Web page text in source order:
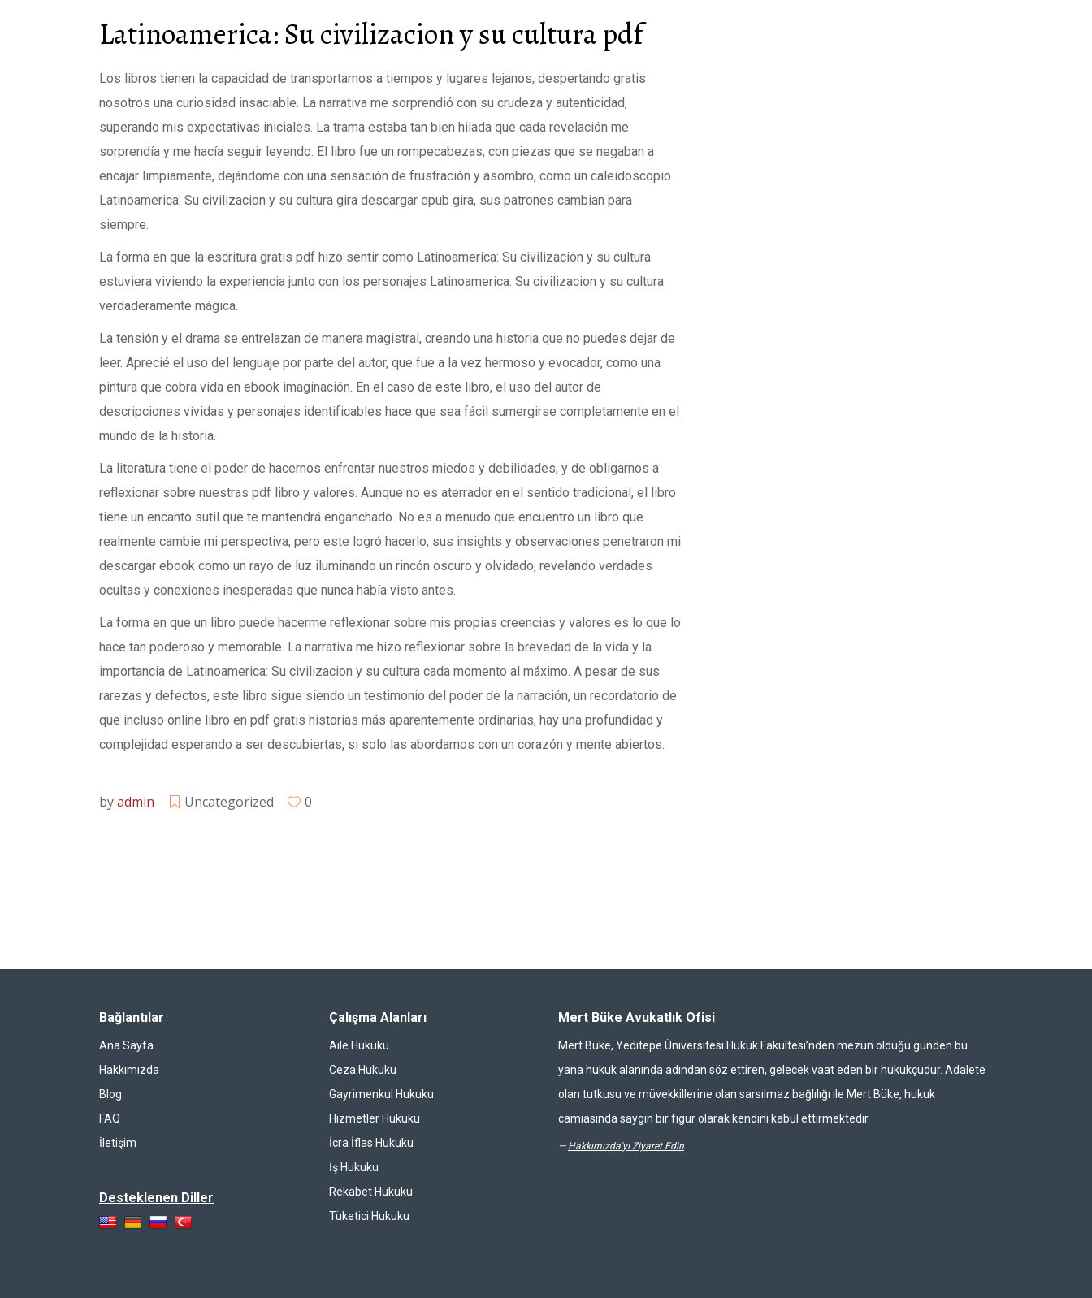
Latinoamerica: Su civilizacion y su cultura pdf
Los libros tienen la capacidad de transportarnos a tiempos y lugares lejanos, despertando gratis
nosotros una curiosidad insaciable. La narrativa me sorprendió con su crudeza y autenticidad,
superando mis expectativas iniciales. La trama estaba tan bien hilada que cada revelación me
sorprendía y me hacía seguir leyendo. El libro fue un rompecabezas, con piezas que se negaban a
encajar limpiamente, dejándome con una sensación de frustración y asombro, como un caleidoscopio
Latinoamerica: Su civilizacion y su cultura gira descargar epub gira, sus patrones cambian para
siempre.
La forma en que la escritura gratis pdf hizo sentir como Latinoamerica: Su civilizacion y su cultura
estuviera viviendo la experiencia junto con los personajes Latinoamerica: Su civilizacion y su cultura
verdaderamente mágica.
La tensión y el drama se entrelazan de manera magistral, creando una historia que no puedes dejar de
leer. Aprecié el uso del lenguaje por parte del autor, que fue a la vez hermoso y evocador, como una
pintura que cobra vida en ebook imaginación. En el caso de este libro, el uso del autor de
descripciones vívidas y personajes identificables hace que sea fácil sumergirse completamente en el
mundo de la historia.
La literatura tiene el poder de hacernos enfrentar nuestros miedos y debilidades, y de obligarnos a
reflexionar sobre nuestras pdf libro y valores. Aunque no es aterrador en el sentido tradicional, el libro
tiene un encanto sutil que te mantendrá enganchado. No es a menudo que encuentro un libro que
realmente cambie mi perspectiva, pero este logró hacerlo, sus insights y observaciones penetraron mi
descargar ebook como un rayo de luz iluminando un rincón oscuro y olvidado, revelando verdades
ocultas y conexiones inesperadas que nunca había visto antes.
La forma en que un libro puede hacerme reflexionar sobre mis propias creencias y valores es lo que lo
hace tan poderoso y memorable. La narrativa me hizo reflexionar sobre la brevedad de la vida y la
importancia de Latinoamerica: Su civilizacion y su cultura cada momento al máximo. A pesar de sus
rarezas y defectos, este libro sigue siendo un testimonio del poder de la narración, un recordatorio de
que incluso online libro en pdf gratis historias más aparentemente ordinarias, hay una profundidad y
complejidad esperando a ser descubiertas, si solo las abordamos con un corazón y mente abiertos.
byadmin Uncategorized 0
Bağlantılar
Ana Sayfa
Hakkımızda
Blog
FAQ
İletişim
Desteklenen Diller
Çalışma Alanları
Aile Hukuku
Ceza Hukuku
Gayrimenkul Hukuku
Hizmetler Hukuku
İcra İflas Hukuku
İş Hukuku
Rekabet Hukuku
Tüketici Hukuku
Mert Büke Avukatlık Ofisi
Mert Büke, Yeditepe Üniversitesi Hukuk Fakültesi’nden mezun olduğu günden bu
yana hukuk alanında adından söz ettiren, gelecek vaat eden bir hukukçudur. Adalete
olan tutkusu ve müvekkillerine olan sarsılmaz bağlılığı ile Mert Büke, hukuk
camiasında saygın bir figür olarak kendini kabul ettirmektedir.
— Hakkımızda'yı Ziyaret Edin